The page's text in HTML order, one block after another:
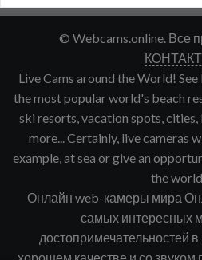
© Webcams.online. Все
Live Cams around the World!
the most popular world's beach
ski resorts, vacation spots, cities,
more... Certainly, live cameras
example, at sea or give an
the
Онлайн web-камеры мира
самых интересных
достопримечательностей